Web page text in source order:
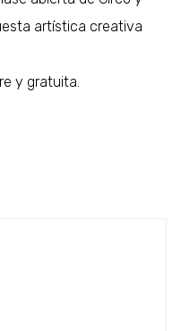
artística creativa
y gratuita.